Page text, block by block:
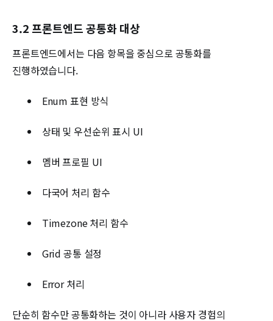
3.2 프론트엔드 공통화 대상
프론트엔드에서는 다음 항목을 중심으로 공통화를
진행하였습니다.
Enum 표현 방식
상태 및 우선순위 표시 UI
멤버 프로필 UI
다국어 처리 함수
Timezone 처리 함수
Grid 공통 설정
Error 처리
단순히 함수만 공통화하는 것이 아니라 사용자 경험의